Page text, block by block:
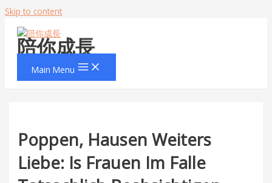
Skip to content
陪你成長
Main Menu
Poppen, Hausen Weiters
Liebe: Is Frauen Im Falle